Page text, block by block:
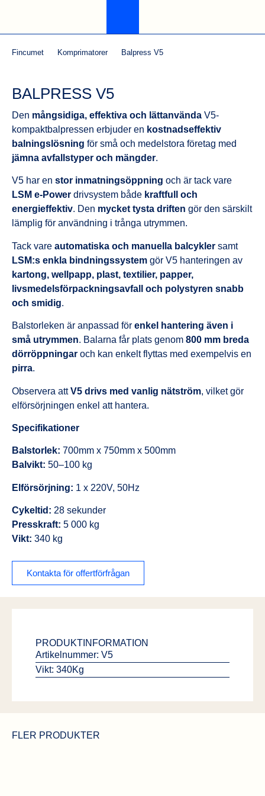
Fincumet Komprimatorer Balpress V5
BALPRESS V5
Den mångsidiga, effektiva och lättanvända V5-
kompaktbalpressen erbjuder en kostnadseffektiv
balningslösning för små och medelstora företag med
jämna avfallstyper och mängder.
V5 har en stor inmatningsöppning och är tack vare
LSM e-Power drivsystem både kraftfull och
energieffektiv. Den mycket tysta driften gör den särskilt
lämplig för användning i trånga utrymmen.
Tack vare automatiska och manuella balcykler samt
LSM:s enkla bindningssystem gör V5 hanteringen av
kartong, wellpapp, plast, textilier, papper,
livsmedelsförpackningsavfall och polystyren snabb
och smidig.
Balstorleken är anpassad för enkel hantering även i
små utrymmen. Balarna får plats genom 800 mm breda
dörröppningar och kan enkelt flyttas med exempelvis en
pirra.
Observera attV5 drivs med vanlig nätström, vilket gör
elförsörjningen enkel att hantera.
Specifikationer
Balstorlek: 700mm x 750mm x 500mm
Balvikt: 50–100 kg
Elförsörjning: 1 x 220V, 50Hz
Cykeltid: 28 sekunder
Presskraft: 5 000 kg
Vikt: 340 kg
Kontakta för offertförfrågan
PRODUKTINFORMATION
Artikelnummer: V5
Vikt: 340Kg
FLER PRODUKTER